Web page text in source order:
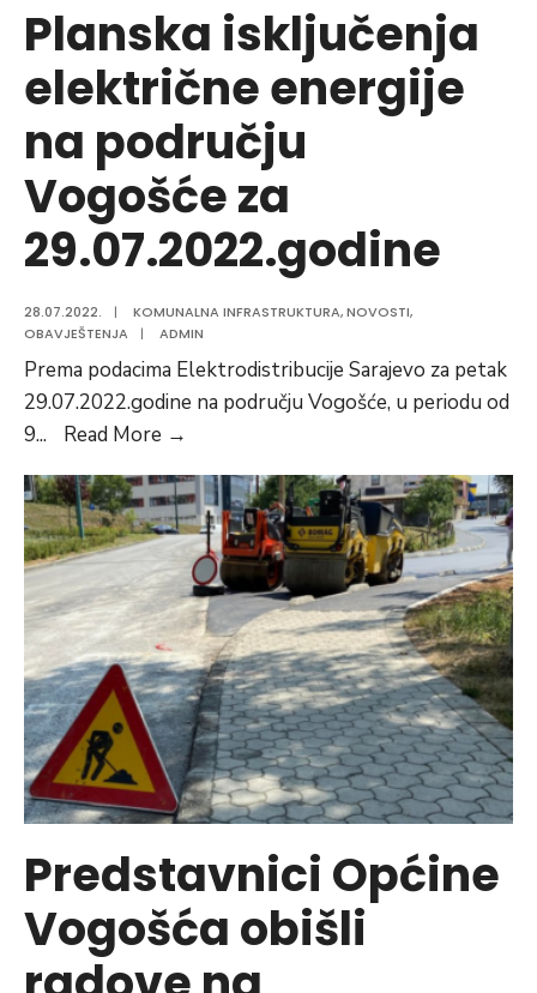
Planska isključenja
električne energije
na području
Vogošće za
29.07.2022.godine
28.07.2022. | KOMUNALNA INFRASTRUKTURA,NOVOSTI,
OBAVJEŠTENJA
| ADMIN
Prema podacima Elektrodistribucije Sarajevo za petak
29.07.2022.godine na području Vogošće, u periodu od
9... Read More →
električne
energije
na
području
Vogošće
za
29.07.2022.godine
Predstavnici Općine
Vogošća obišli